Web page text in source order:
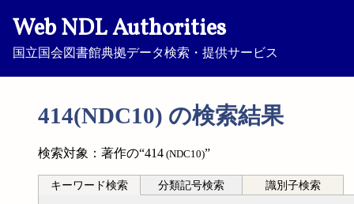
Web NDL Authorities
国立国会図書館典拠データ検索・提供サービス
414(NDC10) の検索結果
検索対象：著作の“414 (NDC10)”
キーワード検索 分類記号検索 識別子検索